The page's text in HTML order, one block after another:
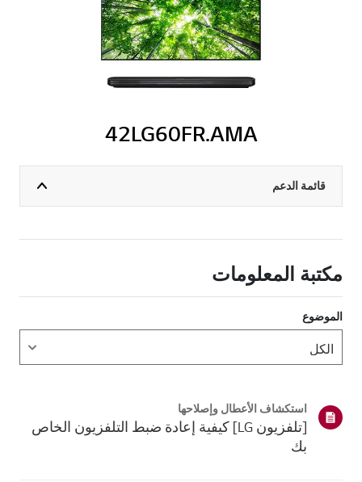
42LG60FR.AMA
قائمة الدعم
مكتبة المعلومات
الموضوع
استكشاف الأعطال وإصلاحها
[تلفزيون LG] كيفية إعادة ضبط التلفزيون الخاص
بك